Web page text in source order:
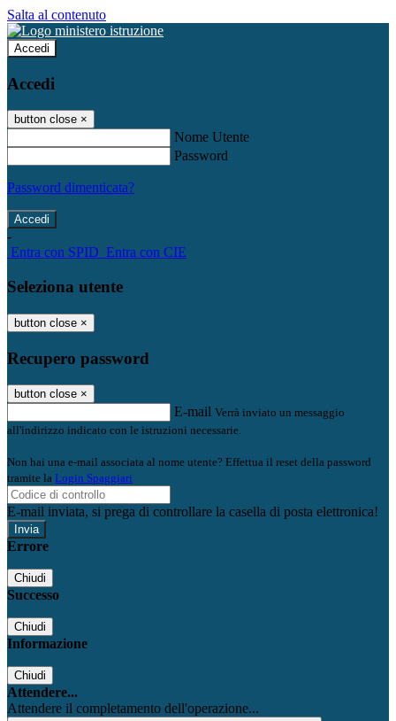
Salta al contenuto
Accedi
Accedi
button close ×
Nome Utente
Password
Password dimenticata?
-
Entra con SPID Entra con CIE
Seleziona utente
button close ×
Recupero password
button close ×
E-mail Verrà inviato un messaggio
all'indirizzo indicato con le istruzioni necessarie.
Non hai una e-mail associata al nome utente? Effettua il reset della password
tramite la Login Spaggiari
E-mail inviata, si prega di controllare la casella di posta elettronica!
Errore
Chiudi
Successo
Chiudi
Informazione
Chiudi
Attendere...
Attendere il completamento dell'operazione...